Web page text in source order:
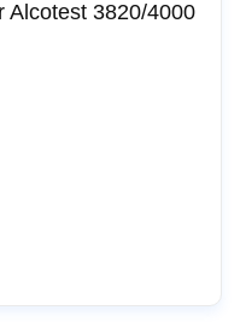
Alcotest 3820/4000